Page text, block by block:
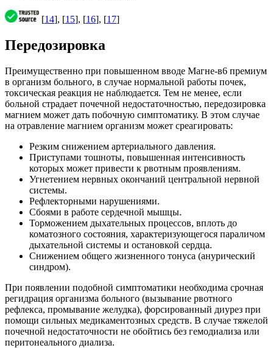
[14], [15], [16], [17]
Передозировка
Преимущественно при повышенном вводе Магне-в6 премиум
в организм больного, в случае нормальной работы почек,
токсическая реакция не наблюдается. Тем не менее, если
больной страдает почечной недостаточностью, передозировка
магнием может дать побочную симптоматику. В этом случае
на отравление магнием организм может среагировать:
Резким снижением артериального давления.
Приступами тошноты, повышенная интенсивность
которых может привести к рвотным проявлениям.
Угнетением нервных окончаний центральной нервной
системы.
Рефлекторными нарушениями.
Сбоями в работе сердечной мышцы.
Торможением дыхательных процессов, вплоть до
коматозного состояния, характеризующегося параличом
дыхательной системы и остановкой сердца.
Снижением общего жизненного тонуса (анурический
синдром).
При появлении подобной симптоматики необходима срочная
регидрация организма больного (вызывание рвотного
рефлекса, промывание желудка), форсированный диурез при
помощи сильных медикаментозных средств. В случае тяжелой
почечной недостаточности не обойтись без гемодиализа или
перитонеального диализа.